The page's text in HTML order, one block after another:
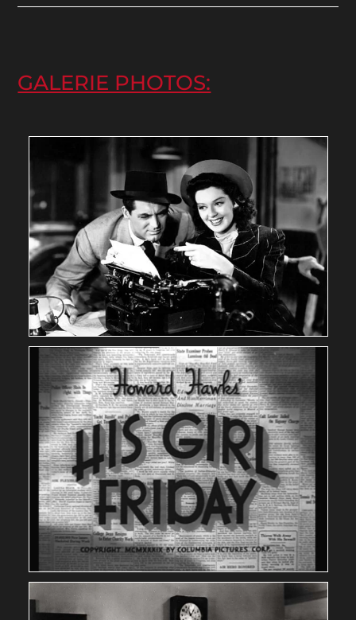
GALERIE PHOTOS: